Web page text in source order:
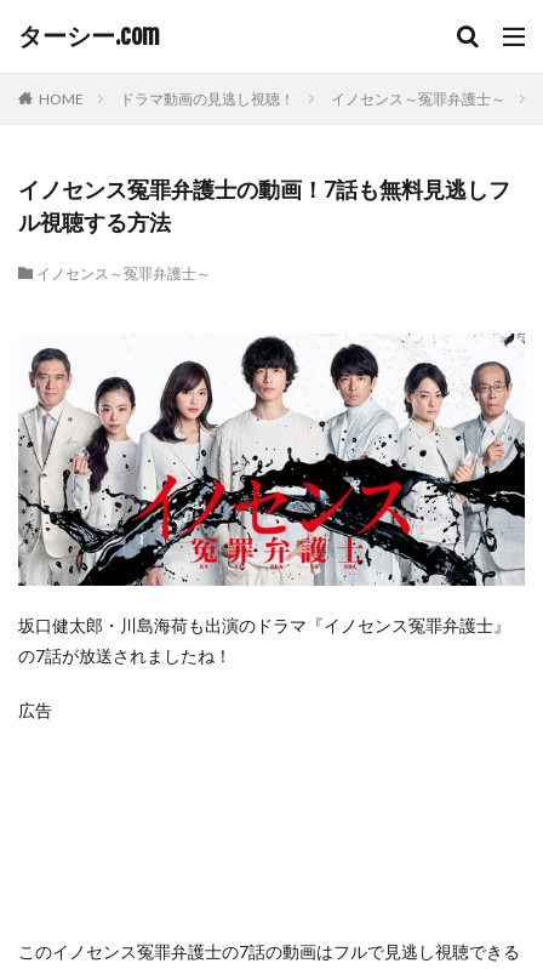
ターシー.com
HOME ドラマ動画の見逃し視聴！ イノセンス～冤罪弁護士～
イノセンス冤罪弁護士の動画！7話も無料見逃しフ
ル視聴する方法
イノセンス～冤罪弁護士～
坂口健太郎・川島海荷も出演のドラマ『イノセンス冤罪弁護士』
の7話が放送されましたね！
広告
このイノセンス冤罪弁護士の7話の動画はフルで見逃し視聴できる